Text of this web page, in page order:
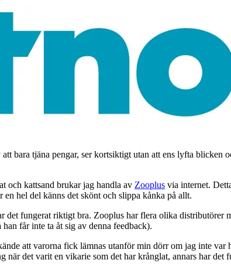
bara tjäna pengar, ser kortsiktigt utan att ens lyfta blicken
och kattsand brukar jag handla av Zooplus via internet.
hel del känns det skönt och slippa kånka på allt.
det fungerat riktigt bra. Zooplus har flera olika
han får inte ta åt sig av denna feedback).
att varorna fick lämnas utanför min dörr om jag inte var
det varit en vikarie som det har krånglat, annars har det